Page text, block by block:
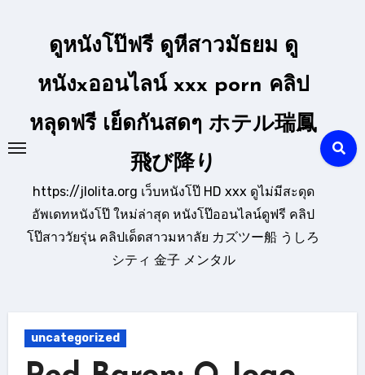
ดูหนังโป๊ฟรี ดูหีสาวมัธยม ดู
หนังxออนไลน์ xxx porn คลิป
หลุดฟรี เย็ดกันสดๆ ホテル瑞鳳
飛び降り
https://jlolita.org เว็บหนังโป๊ HD xxx ดูไม่มีสะดุด
อัพเดทหนังโป๊ ใหม่ล่าสุด หนังโป๊ออนไลน์ดูฟรี คลิป
โป๊สาววัยรุ่น คลิปเด็ดสาวมหาลัย カズツー船 うしろ
シティ 金子 メンタル
uncategorized